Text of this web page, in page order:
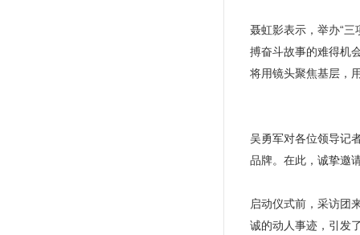
聂虹影表示，举办“
搏奋斗故事的难得机
将用镜头聚焦基层，
吴勇军对各位领导记
品牌。在此，诚挚邀
启动仪式前，采访团
诚的动人事迹，引发